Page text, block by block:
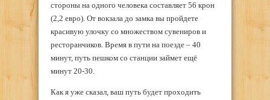
стороны на одного человека составляет 56 крон
(2,2 евро). От вокзала до замка вы пройдете
красивую улочку со множеством сувениров и
ресторанчиков. Время в пути на поезде – 40
минут, путь пешком со станции займет ещё
минут 20-30.
Как я уже сказал, ваш путь будет проходить